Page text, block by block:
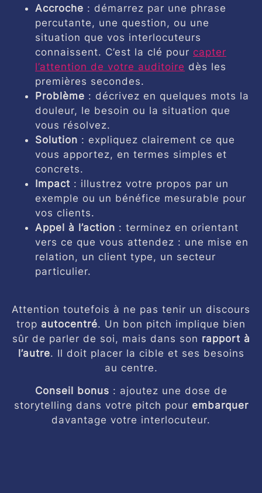
Accroche : démarrez par une phrase
percutante, une question, ou une
situation que vos interlocuteurs
connaissent. C’est la clé pour capter
l’attention de votre auditoire dès les
premières secondes.
Problème : décrivez en quelques mots la
douleur, le besoin ou la situation que
vous résolvez.
Solution : expliquez clairement ce que
vous apportez, en termes simples et
concrets.
Impact : illustrez votre propos par un
exemple ou un bénéfice mesurable pour
vos clients.
Appel à l’action : terminez en orientant
vers ce que vous attendez : une mise en
relation, un client type, un secteur
particulier.
Attention toutefois à ne pas tenir un discours
trop autocentré. Un bon pitch implique bien
sûr de parler de soi, mais dans son rapport à
l’autre. Il doit placer la cible et ses besoins
au centre.
Conseil bonus : ajoutez une dose de
storytelling dans votre pitch pour embarquer
davantage votre interlocuteur.